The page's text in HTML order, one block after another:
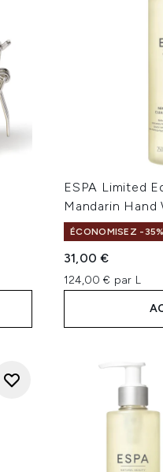
ESPA Limited
Mandarin Hand
ÉCONOMISEZ -
31,00 €
124,00 € par L